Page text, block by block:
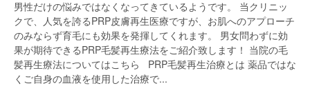
男性だけの悩みではなくなってきているようです。 当クリニッ
クで、人気を誇るPRP皮膚再生医療ですが、お肌へのアプローチ
のみならず育毛にも効果を発揮してくれます。 男女問わずに効
果が期待できるPRP毛髪再生療法をご紹介致します！ 当院の毛
髪再生療法についてはこちら PRP毛髪再生治療とは 薬品ではな
くご自身の血液を使用した治療で...